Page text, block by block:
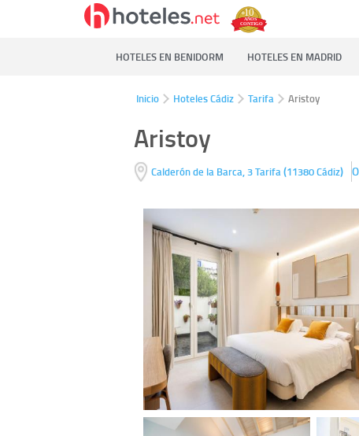
HOTELES EN BENIDORM HOTELES EN MADRID
Inicio Hoteles Cádiz Tarifa Aristoy
Aristoy
Calderón de la Barca, 3Tarifa(11380Cádiz)